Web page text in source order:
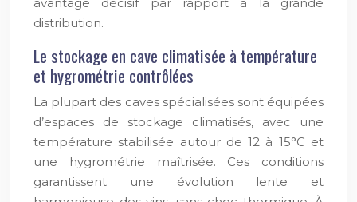
distribution.
Le stockage en cave climatisée à température
et hygrométrie contrôlées
La plupart des caves spécialisées sont équipées
d’espaces de stockage climatisés, avec une
température stabilisée autour de 12 à 15°C et
une hygrométrie maîtrisée. Ces conditions
garantissent une évolution lente et